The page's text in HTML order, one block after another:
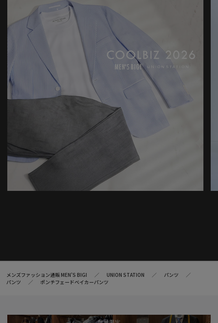
メンズファッション通販 MEN'S BIGI UNION STATION
パンツ
パンツ
ポンチフェードベイカーパンツ